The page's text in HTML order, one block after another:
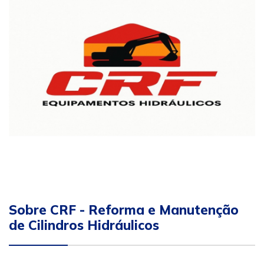
Sobre CRF - Reforma e Manutenção
de Cilindros Hidráulicos